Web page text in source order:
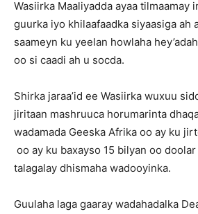
Wasiirka Maaliyadda ayaa tilmaamay
guurka iyo khilaafaadka siyaasiga ah
saameyn ku yeelan howlaha
oo si caadi ah u socda.
Shirka jaraa’id ee Wasiirka wuxuu
jiritaan mashruuca horumarinta
wadamada Geeska Afrika oo ay ku
oo ay ku baxayso 15 bilyan oo
talagalay dhismaha wadooyinka.
Guulaha laga gaaray wadahadalka